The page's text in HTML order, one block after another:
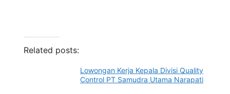
Related posts:
Lowongan Kerja Kepala Divisi Quality
Control PT Samudra Utama Narapati